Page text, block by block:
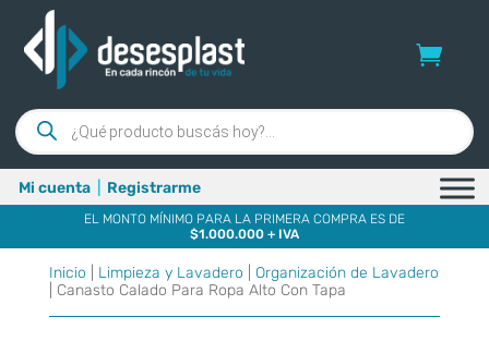
Búsqueda
de
productos
Mi cuenta Registrarme
EL MONTO MÍNIMO PARA LA PRIMERA COMPRA ES DE
$1.000.000 + IVA
Inicio Limpieza y Lavadero
Organización de Lavadero
| Canasto Calado Para Ropa Alto Con Tapa